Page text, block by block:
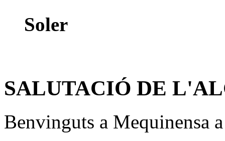
Soler
SALUTACIÓ DE
Benvinguts a Mequinensa